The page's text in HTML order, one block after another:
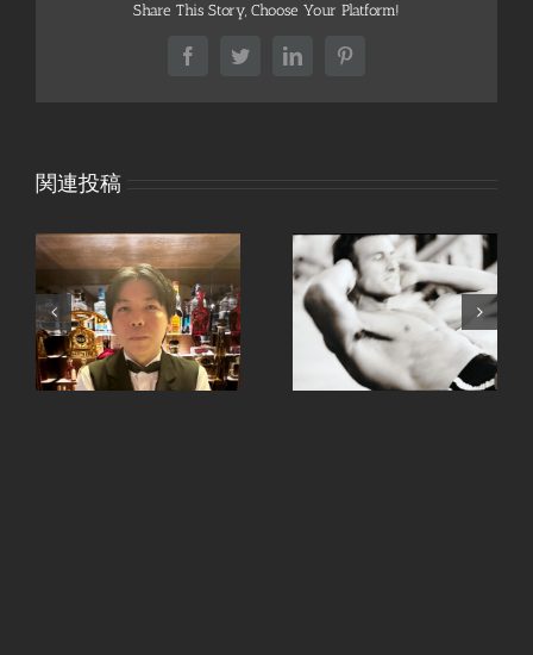
Share This Story, Choose Your Platform!
FacebookTwitterLinkedInPinterest
関連投稿
継続は力なり。
手ピカジェルととうも
ろこし